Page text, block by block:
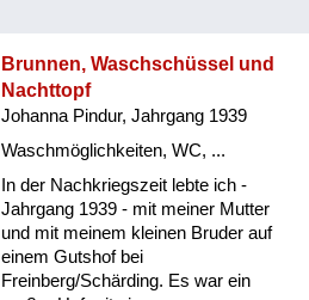
Brunnen, Waschschüssel und
Nachttopf
Johanna Pindur, Jahrgang 1939
Waschmöglichkeiten, WC, ...
In der Nachkriegszeit lebte ich -
Jahrgang 1939 - mit meiner Mutter
und mit meinem kleinen Bruder auf
einem Gutshof bei
Freinberg/Schärding. Es war ein